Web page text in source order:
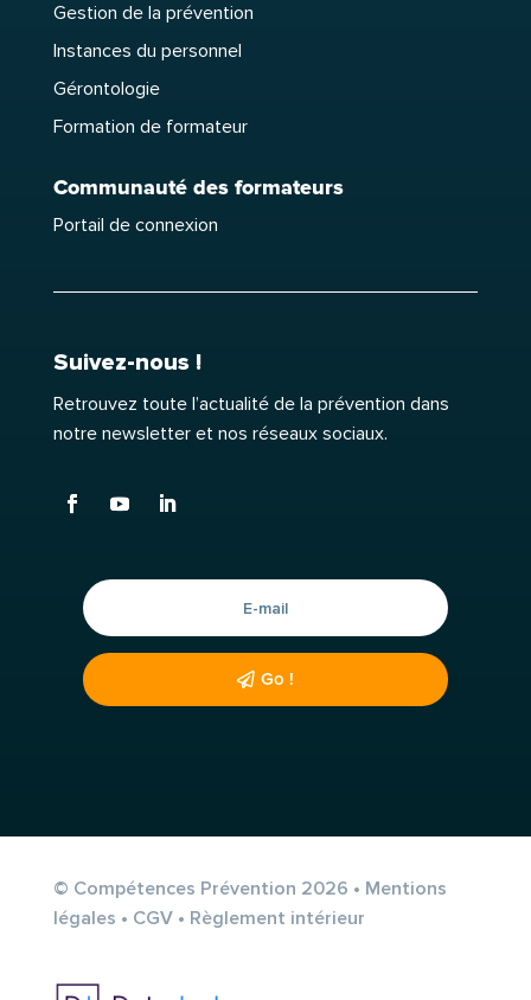
Gestion de la prévention
Instances du personnel
Gérontologie
Formation de formateur
Communauté des formateurs
Portail de connexion
Suivez-nous !
Retrouvez toute l’actualité de la prévention dans
notre newsletter et nos réseaux sociaux.
Go !
© Compétences Prévention 2026 • Mentions
légales • CGV• Règlement intérieur